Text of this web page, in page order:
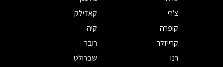
צ'רי
קאדילק
קופרה
קיה
קרייזלר
רובר
רנו
שברולט